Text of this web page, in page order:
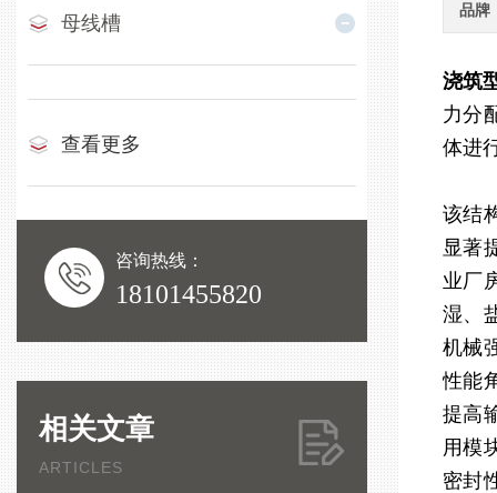
母线槽
查看更多
咨询热线：
18101455820
相关文章
ARTICLES
品牌
浇筑
力分
体进
该结
显著
业厂
湿、
机械
性能
提高
用模
密封